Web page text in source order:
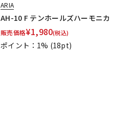
ARIA
AH-10 F テンホールズハーモニカ
販売価格¥1,980(税込)
ポイント：1% (18pt)